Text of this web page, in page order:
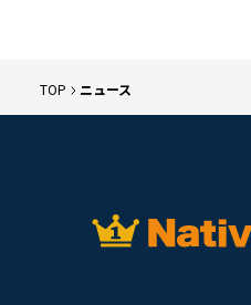
TOP ニュース